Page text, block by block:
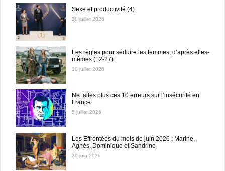
Sexe et productivité (4)
30 juillet 2026
Les règles pour séduire les femmes, d’après elles-
mêmes (12-27)
10 juillet 2026
Ne faites plus ces 10 erreurs sur l’insécurité en
France
5 juillet 2026
Les Effrontées du mois de juin 2026 : Marine,
Agnès, Dominique et Sandrine
30 juin 2026